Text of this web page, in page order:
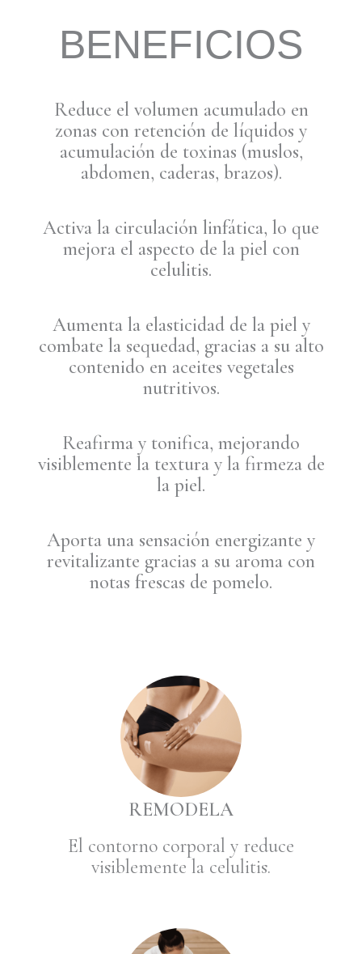
BENEFICIOS
Reduce el volumen acumulado en
zonas con retención de líquidos y
acumulación de toxinas (muslos,
abdomen, caderas, brazos).
Activa la circulación linfática, lo que
mejora el aspecto de la piel con
celulitis.
Aumenta la elasticidad de la piel y
combate la sequedad, gracias a su alto
contenido en aceites vegetales
nutritivos.
Reafirma y tonifica, mejorando
visiblemente la textura y la firmeza de
la piel.
Aporta una sensación energizante y
revitalizante gracias a su aroma con
notas frescas de pomelo.
REMODELA
El contorno corporal y reduce
visiblemente la celulitis.